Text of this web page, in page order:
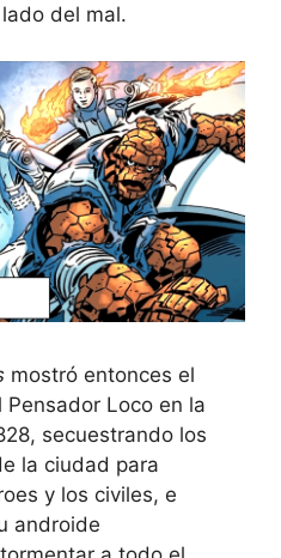
del mal.
mostró entonces el
Pensador Loco en la
secuestrando los
la ciudad para
y los civiles, e
androide